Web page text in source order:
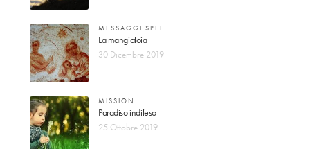
MESSAGGI SPEI
La mangiatoia
30 Dicembre 2019
MISSION
Paradiso indifeso
25 Ottobre 2019